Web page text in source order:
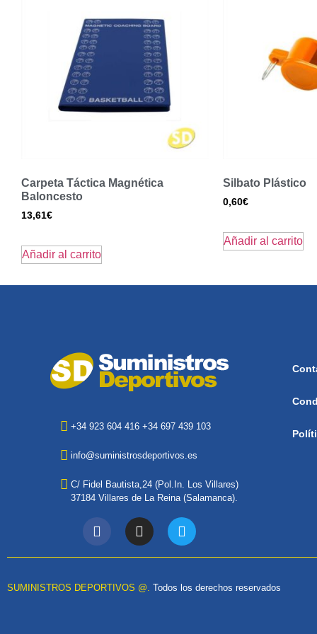
Carpeta Táctica Magnética
Baloncesto
13,61€
Añadir al carrito
Silbato Plástico
0,60€
Añadir al carrito
+34 923 604 416 +34 697 439 103
info@suministrosdeportivos.es
C/ Fidel Bautista,24 (Pol.In. Los Villares)
37184 Villares de La Reina (Salamanca).
SUMINISTROS DEPORTIVOS @. Todos los derechos reservados